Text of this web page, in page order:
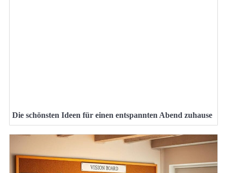
Die schönsten Ideen für einen entspannten Abend zuhause